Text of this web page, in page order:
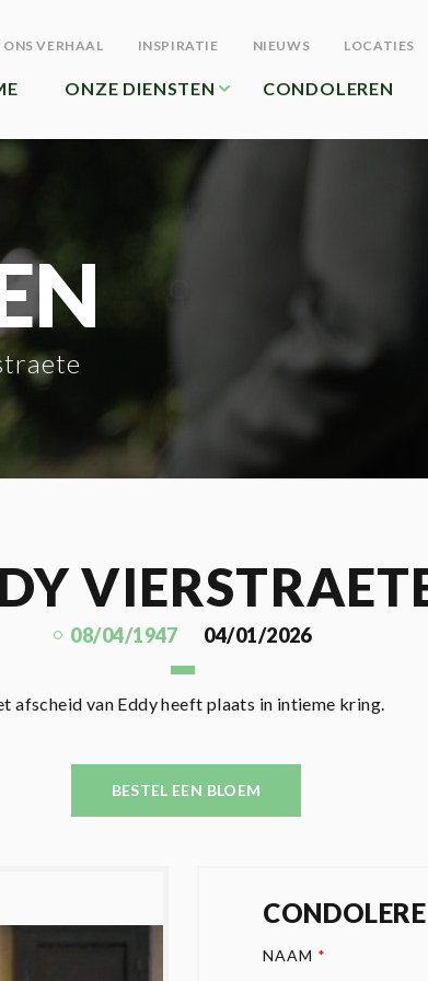
ONS VERHAAL INSPIRATIE NIEUWS LOCATIES
ONZE DIENSTEN CONDOLEREN
08/04/1947 04/01/2026
afscheid van Eddy heeft plaats in intieme kring.
BESTEL EEN BLOEM
NAAM *